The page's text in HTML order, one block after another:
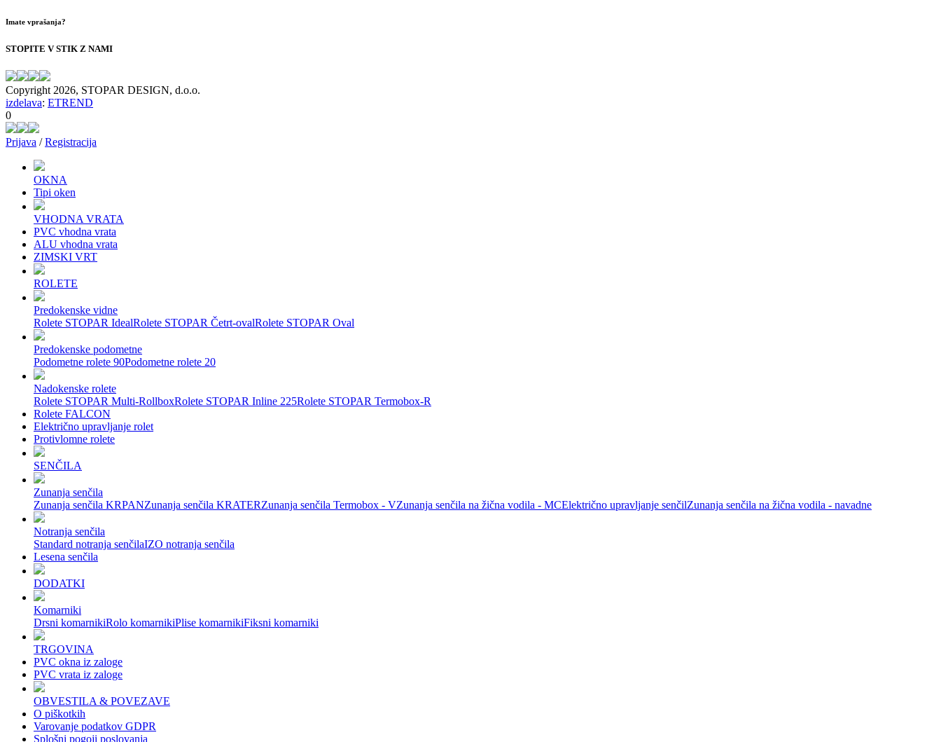
Imate vprašanja?
STOPITE V STIK Z NAMI
Copyright 2026, STOPAR DESIGN, d.o.o.
izdelava: ETREND
0
Prijava /Registracija
OKNA
Tipi oken
VHODNA VRATA
PVC vhodna vrata
ALU vhodna vrata
ZIMSKI VRT
ROLETE
Predokenske vidne
Rolete STOPAR IdealRolete STOPAR Četrt-ovalRolete STOPAR Oval
Predokenske podometne
Podometne rolete 90Podometne rolete 20
Nadokenske rolete
Rolete STOPAR Multi-RollboxRolete STOPAR Inline 225Rolete STOPAR Termobox-R
Rolete FALCON
Električno upravljanje rolet
Protivlomne rolete
SENČILA
Zunanja senčila
Zunanja senčila KRPANZunanja senčila KRATERZunanja senčila Termobox - VZunanja senčila na žična vodila - MCElektrično upravljanje senčilZunanja senčila na žična vodila - navadne
Notranja senčila
Standard notranja senčilaIZO notranja senčila
Lesena senčila
DODATKI
Komarniki
Drsni komarnikiRolo komarnikiPlise komarnikiFiksni komarniki
TRGOVINA
PVC okna iz zaloge
PVC vrata iz zaloge
OBVESTILA & POVEZAVE
O piškotkih
Varovanje podatkov GDPR
Splošni pogoji poslovanja